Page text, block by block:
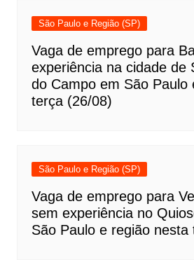
São Paulo e Região (SP)
Vaga de emprego para
experiência na cidade de
do Campo em São Paulo
terça (26/08)
São Paulo e Região (SP)
Vaga de emprego para
sem experiência no
São Paulo e região nesta